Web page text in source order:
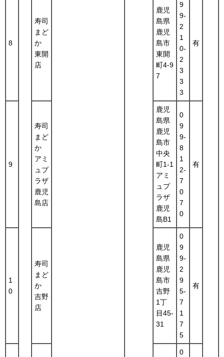
8
寿司
まど
か
東開
店
鹿児
島県
鹿児
島市
東開
町4-9
7
9
9-
2
1
0-
2
3
3
3
有
9
寿司
まど
か
アミ
ュプ
ラザ
鹿児
島店
鹿児
島県
鹿児
島市
中央
町1-1
アミ
ュプ
ラザ
鹿児
島B1
0
9
9-
8
1
2-
7
0
7
0
有
1
0
寿司
まど
か
吉野
店
鹿児
島県
鹿児
島市
吉野
1丁
目45-
31
0
9
9-
2
9
5-
7
1
7
5
有
0